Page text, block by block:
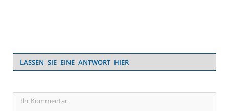
LASSEN SIE EINE ANTWORT HIER